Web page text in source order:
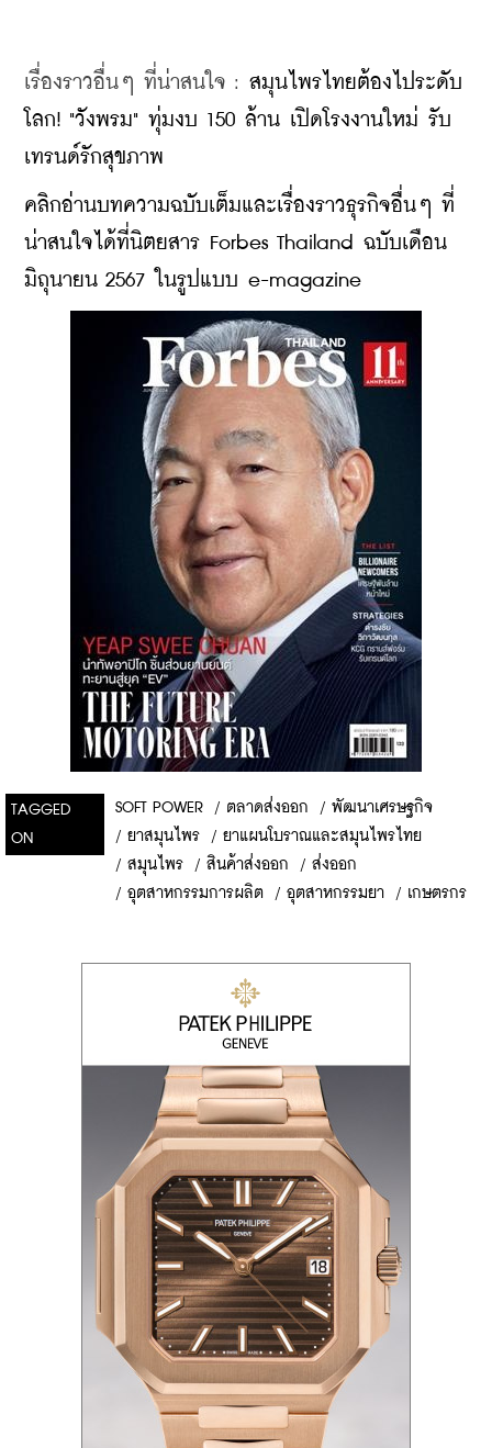
เรื่องราวอื่นๆ ที่น่าสนใจ : สมุนไพรไทยต้องไประดับ
โลก! "วังพรม" ทุ่มงบ 150 ล้าน เปิดโรงงานใหม่ รับ
เทรนด์รักสุขภาพ
คลิกอ่านบทความฉบับเต็มและเรื่องราวธุรกิจอื่นๆ ที่
น่าสนใจได้ที่นิตยสาร Forbes Thailand ฉบับเดือน
มิถุนายน 2567 ในรูปแบบ e-magazine
TAGGED
ON
SOFT POWER / ตลาดส่งออก / พัฒนาเศรษฐกิจ
/ ยาสมุนไพร / ยาแผนโบราณและสมุนไพรไทย
/ สมุนไพร / สินค้าส่งออก / ส่งออก
/ อุตสาหกรรมการผลิต / อุตสาหกรรมยา / เกษตรกร